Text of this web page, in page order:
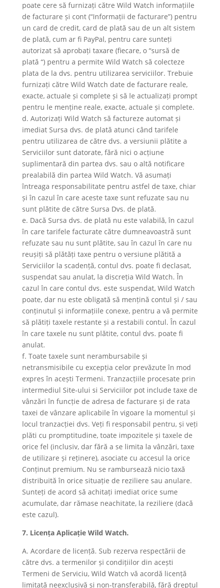
poate cere să furnizați către Wild Watch informațiile
de facturare și cont (“Informații de facturare”) pentru
un card de credit, card de plată sau de un alt sistem
de plată, cum ar fi PayPal, pentru care sunteți
autorizat să aprobați taxare (fiecare, o “sursă de
plată “) pentru a permite Wild Watch să colecteze
plata de la dvs. pentru utilizarea serviciilor. Trebuie
furnizați către Wild Watch date de facturare reale,
exacte, actuale și complete și să le actualizați prompt
pentru le menține reale, exacte, actuale și complete.
d. Autorizați Wild Watch să factureze automat și
imediat Sursa dvs. de plată atunci când tarifele
pentru utilizarea de către dvs. a versiunii plătite a
Serviciilor sunt datorate, fără nici o acțiune
suplimentară din partea dvs. sau o altă notificare
prealabilă din partea Wild Watch. Vă asumați
întreaga responsabilitate pentru astfel de taxe, chiar
și în cazul în care aceste taxe sunt refuzate sau nu
sunt plătite de către Sursa Dvs. de plată.
e. Dacă Sursa dvs. de plată nu este valabilă, în cazul
în care tarifele facturate către dumneavoastră sunt
refuzate sau nu sunt plătite, sau în cazul în care nu
reușiți să plătăți taxe pentru o versiune plătită a
Serviciilor la scadență, contul dvs. poate fi declasat,
suspendat sau anulat, la discreția Wild Watch. În
cazul în care contul dvs. este suspendat, Wild Watch
poate, dar nu este obligată să mențină contul și / sau
conținutul și informațiile conexe, pentru a vă permite
să plătiți taxele restante și a restabili contul. În cazul
în care taxele nu sunt plătite, contul dvs. poate fi
anulat.
f. Toate taxele sunt nerambursabile și
netransmisibile cu excepția celor prevăzute în mod
expres în acești Termeni. Tranzacțiile procesate prin
intermediul Site-ului si Serviciilor pot include taxe de
vânzări în funcție de adresa de facturare și de rata
taxei de vânzare aplicabile în vigoare la momentul și
locul tranzacției dvs. Veți fi responsabil pentru, și veți
plăti cu promptitudine, toate impozitele și taxele de
orice fel (inclusiv, dar fără a se limita la vânzări, taxe
de utilizare și reținere), asociate cu accesul la orice
Conținut premium. Nu se rambursează nicio taxă
distribuită în orice situație de reziliere sau anulare.
Sunteți de acord să achitați imediat orice sume
acumulate, dar rămase neachitate, la reziliere (dacă
este cazul).
7. Licența Aplicație Wild Watch.
A. Acordare de licență. Sub rezerva respectării de
către dvs. a termenilor și condițiilor din acești
Termeni de Serviciu, Wild Watch vă acordă licență
limitată neexclusivă și non-transferabilă, fără dreptul